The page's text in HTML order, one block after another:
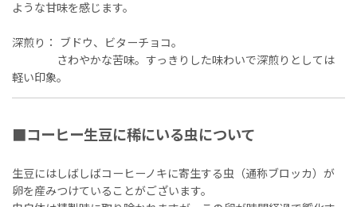
ような甘味を感じます。
深煎り： ブドウ、ビターチョコ。
さわやかな苦味。すっきりした味わいで深煎りとしては
軽い印象。
■コーヒー生豆に稀にいる虫について
生豆にはしばしばコーヒーノキに寄生する虫（通称ブロッカ）が
卵を産みつけていることがございます。